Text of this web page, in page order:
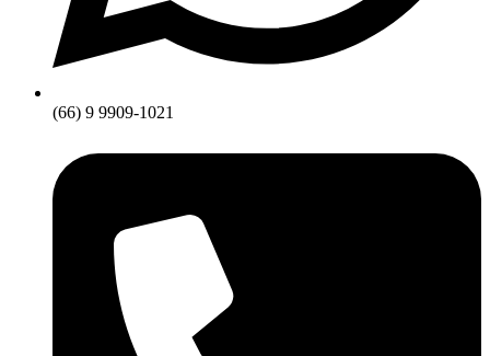
(66) 9 9909-1021